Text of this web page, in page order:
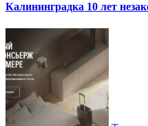
Калининградка 10 лет